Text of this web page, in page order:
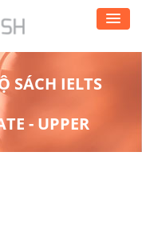
SÁCH IELTS
- UPPER